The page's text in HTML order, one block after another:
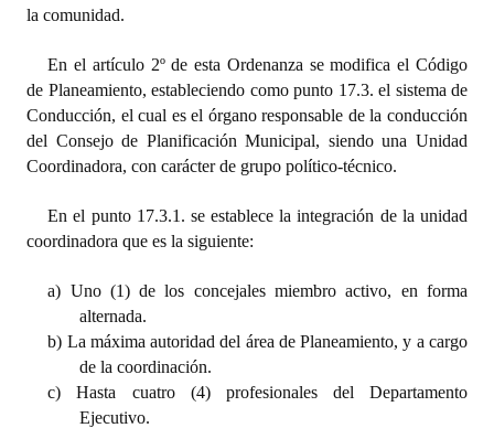
Declaraciones
Resoluciones
Resoluciones de Presidencia
Antiguos Pobladores
Noticias Destacadas
Registros y Distinciones
la comunidad.
En el artículo 2º de esta Ordenanza se modifica el Código
de Planeamiento, estableciendo como punto 17.3. el sistema de
Conducción, el cual es el órgano responsable de la conducción
del Consejo de Planificación Municipal, siendo una Unidad
Coordinadora, con carácter de grupo político-técnico.
En el punto 17.3.1. se establece la integración de la unidad
coordinadora que es la siguiente:
a) Uno (1) de los concejales miembro activo, en forma
alternada.
b) La máxima autoridad del área de Planeamiento, y a cargo
de la coordinación.
c) Hasta cuatro (4) profesionales del Departamento
Ejecutivo.